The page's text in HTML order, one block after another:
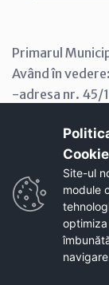
Primarul
Având în vedere:
-adresa nr. 45/
-adresa S.C
înregistrată la
4187/
municipiului
În temeiul
a administraţiei
Regulamentul
Site-ul
module